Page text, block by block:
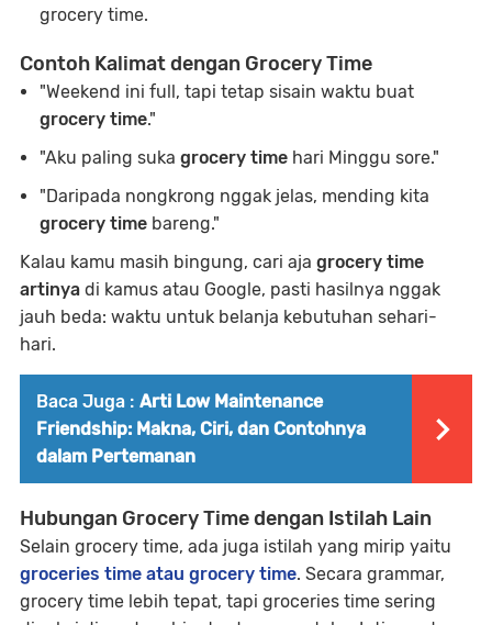
grocery time.
Contoh Kalimat dengan Grocery Time
"Weekend ini full, tapi tetap sisain waktu buat
grocery time."
"Aku paling suka grocery time hari Minggu sore."
"Daripada nongkrong nggak jelas, mending kita
grocery time bareng."
Kalau kamu masih bingung, cari aja grocery time
artinya di kamus atau Google, pasti hasilnya nggak
jauh beda: waktu untuk belanja kebutuhan sehari-
hari.
Baca Juga : Arti Low Maintenance
Friendship: Makna, Ciri, dan Contohnya
dalam Pertemanan
Hubungan Grocery Time dengan Istilah Lain
Selain grocery time, ada juga istilah yang mirip yaitu
groceries time atau grocery time. Secara grammar,
grocery time lebih tepat, tapi groceries time sering